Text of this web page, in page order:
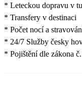
* Leteckou dopravu v
* Transfery v destinaci
* Počet nocí a
* 24/7 Služby česky
* Pojištění dle zákona